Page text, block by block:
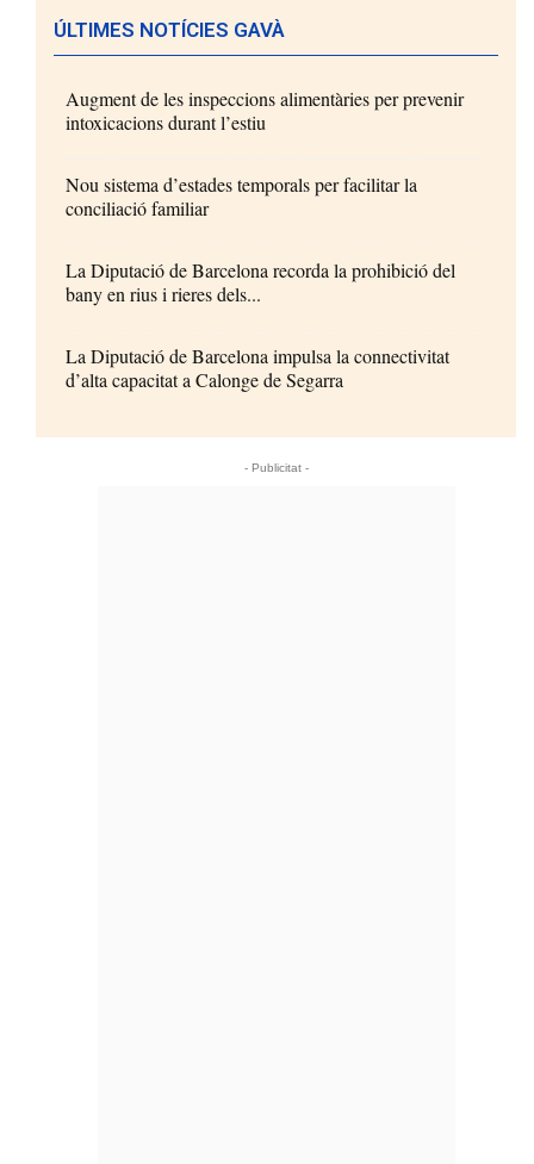
ÚLTIMES NOTÍCIES GAVÀ
Augment de les inspeccions alimentàries per prevenir
intoxicacions durant l’estiu
Nou sistema d’estades temporals per facilitar la
conciliació familiar
La Diputació de Barcelona recorda la prohibició del
bany en rius i rieres dels...
La Diputació de Barcelona impulsa la connectivitat
d’alta capacitat a Calonge de Segarra
- Publicitat -